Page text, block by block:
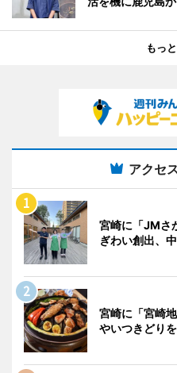
もっ
アクセ
宮崎に「JMさ
ぎわい創出、
宮崎に「宮崎
やいつきどり